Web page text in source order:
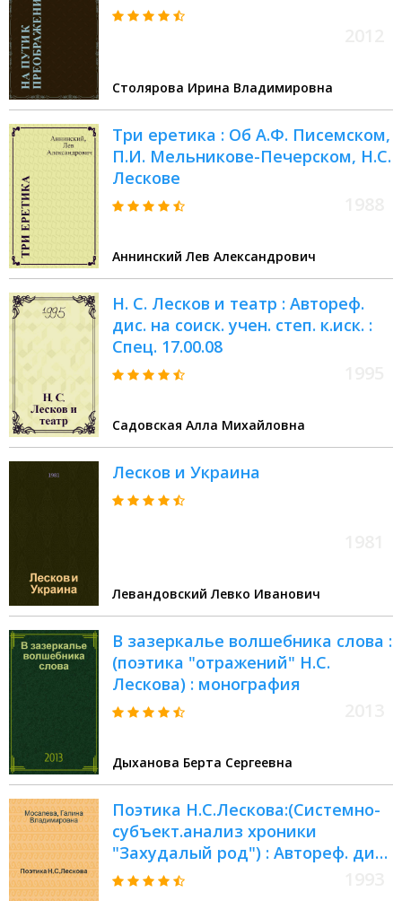
Столярова Ирина Владимировна
Три еретика : Об А.Ф. Писемском,
П.И. Мельникове-Печерском, Н.С.
Лескове
Аннинский Лев Александрович
Н. С. Лесков и театр : Автореф.
дис. на соиск. учен. степ. к.иск. :
Спец. 17.00.08
Садовская Алла Михайловна
Лесков и Украина
Левандовский Левко Иванович
В зазеркалье волшебника слова :
(поэтика "отражений" Н.С.
Лескова) : монография
Дыханова Берта Сергеевна
Поэтика Н.С.Лескова:(Системно-
субъект.анализ хроники
"Захудалый род") : Автореф. дис.
на соиск. учен. степ. к.филол.н